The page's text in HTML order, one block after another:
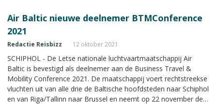
Air Baltic nieuwe deelnemer BTMConference
2021
Redactie Reisbizz 12 oktober 2021
SCHIPHOL - De Letse nationale luchtvaartmaatschappij Air
Baltic is bevestigd als deelnemer aan de Business Travel &
Mobility Conference 2021. De maatschappij voert rechtstreekse
vluchten uit van alle drie de Baltische hoofdsteden naar Schiphol
en van Riga/Tallinn naar Brussel en neemt op 22 november de